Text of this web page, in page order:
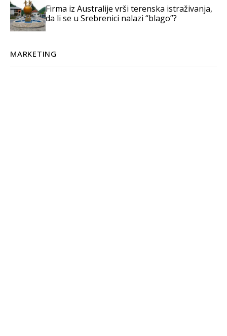
Firma iz Australije vrši terenska istraživanja,
da li se u Srebrenici nalazi “blago”?
MARKETING